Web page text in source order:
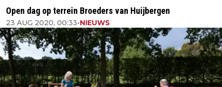
Open dag op terrein Broeders van Huijbergen
23 AUG 2020, 00:33•NIEUWS